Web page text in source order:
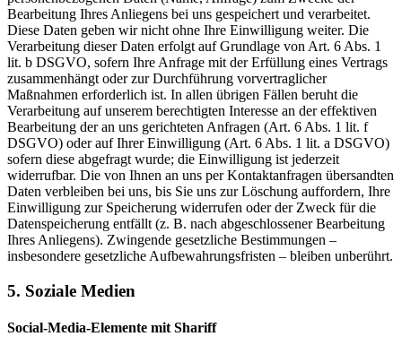
Bearbeitung Ihres Anliegens bei uns gespeichert und verarbeitet.
Diese Daten geben wir nicht ohne Ihre Einwilligung weiter. Die
Verarbeitung dieser Daten erfolgt auf Grundlage von Art. 6 Abs. 1
lit. b DSGVO, sofern Ihre Anfrage mit der Erfüllung eines Vertrags
zusammenhängt oder zur Durchführung vorvertraglicher
Maßnahmen erforderlich ist. In allen übrigen Fällen beruht die
Verarbeitung auf unserem berechtigten Interesse an der effektiven
Bearbeitung der an uns gerichteten Anfragen (Art. 6 Abs. 1 lit. f
DSGVO) oder auf Ihrer Einwilligung (Art. 6 Abs. 1 lit. a DSGVO)
sofern diese abgefragt wurde; die Einwilligung ist jederzeit
widerrufbar. Die von Ihnen an uns per Kontaktanfragen übersandten
Daten verbleiben bei uns, bis Sie uns zur Löschung auffordern, Ihre
Einwilligung zur Speicherung widerrufen oder der Zweck für die
Datenspeicherung entfällt (z. B. nach abgeschlossener Bearbeitung
Ihres Anliegens). Zwingende gesetzliche Bestimmungen –
insbesondere gesetzliche Aufbewahrungsfristen – bleiben unberührt.
5. Soziale Medien
Social-Media-Elemente mit Shariff